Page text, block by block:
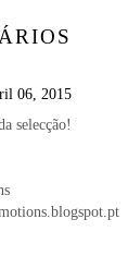
06, 2015
selecção!